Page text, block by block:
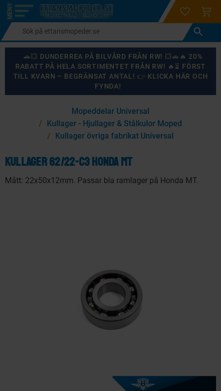
Meny
login
🚗💥 DUNDERREA PÅ BILVÅRD FRÅN RW! 💥🚗🔥 20%
RABATT PÅ HELA SORTIMENTET FRÅN RW! 🔥⏳ FÖRST
TILL KVARN – BEGRÄNSAT ANTAL! 👉 KLICKA HÄR OCH
FYNDA!
KANSKE NÅGON AV DESSA PRODUKTER KAN INTRESSERA
DIG?
87%
Mopeddelar Universal
Kullager - Hjullager & Stålkulor Moped
Kullager övriga fabrikat Universal
Kullager 62/22-C3 Honda MT
Mått: 22x50x12mm. Passar bla ramlager på Honda MT.